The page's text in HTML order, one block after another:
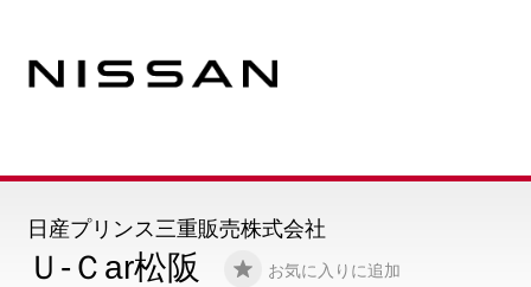
Ｕ-Ｃar松阪 お気に入りに追加
日産プリンス三重販売株式会社